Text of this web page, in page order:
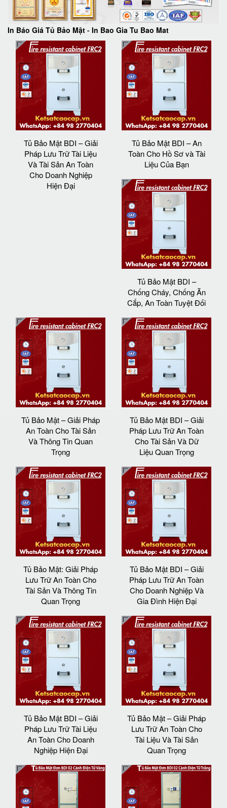
In Báo Giá Tủ Bảo Mật - In Bao Gia Tu Bao Mat
Tủ Bảo Mật BDI – Giải
Pháp Lưu Trữ Tài Liệu
Và Tài Sản An Toàn
Cho Doanh Nghiệp
Hiện Đại
Tủ Bảo Mật BDI – An
Toàn Cho Hồ Sơ và Tài
Liệu Của Bạn
Tủ Bảo Mật BDI –
Chống Cháy, Chống Ăn
Cắp, An Toàn Tuyệt Đối
Tủ Bảo Mật – Giải Pháp
An Toàn Cho Tài Sản
Và Thông Tin Quan
Trọng
Tủ Bảo Mật BDI – Giải
Pháp Lưu Trữ An Toàn
Cho Tài Sản Và Dữ
Liệu Quan Trọng
Tủ Bảo Mật: Giải Pháp
Lưu Trữ An Toàn Cho
Tài Sản Và Thông Tin
Quan Trọng
Tủ Bảo Mật BDI – Giải
Pháp Lưu Trữ An Toàn
Cho Doanh Nghiệp Và
Gia Đình Hiện Đại
Tủ Bảo Mật BDI – Giải
Pháp Lưu Trữ Tài Liệu
An Toàn Cho Doanh
Nghiệp Hiện Đại
Tủ Bảo Mật – Giải Pháp
Lưu Trữ An Toàn Cho
Tài Liệu Và Tài Sản
Quan Trọng